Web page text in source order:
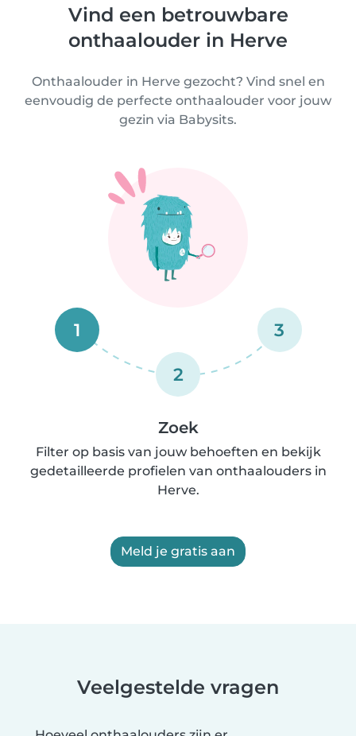
Vind een betrouwbare
onthaalouder in Herve
Onthaalouder in Herve gezocht? Vind snel en
eenvoudig de perfecte onthaalouder voor jouw
gezin via Babysits.
1
2
3
Zoek
Filter op basis van jouw behoeften en bekijk
gedetailleerde profielen van onthaalouders in
Herve.
Meld je gratis aan
Veelgestelde vragen